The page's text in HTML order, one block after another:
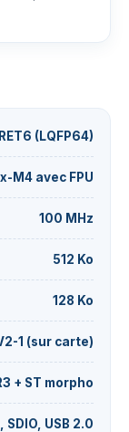
(LQFP64)
M4 avec FPU
100 MHz
512 Ko
128 Ko
1 (sur carte)
+ ST morpho
SDIO, USB 2.0